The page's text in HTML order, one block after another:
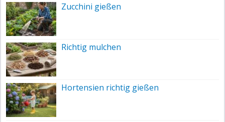
Zucchini gießen
Richtig mulchen
Hortensien richtig gießen